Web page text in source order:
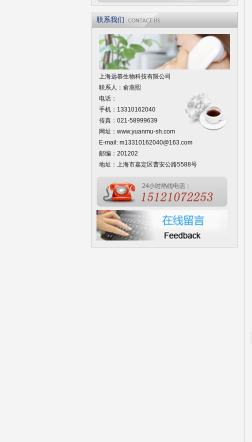
联系我们
上海远慕生物科技有限公司
联系人：俞燕熙
电话：
手机：13310162040
传真：021-58999639
网址： www.yuanmu-sh.com
E-mail: m13310162040@163.com
邮编：201202
地址：上海市嘉定区曹安公路5588号